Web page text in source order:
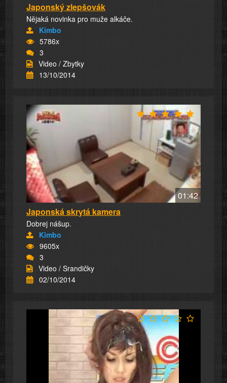
Japonský zlepšovák
Nějaká novinka pro muže alkáče.
Kimbo
5786x
3
Video / Zbytky
13/10/2014
01:42
Japonská skrytá kamera
Dobrej nášup.
Kimbo
9605x
3
Video / Srandičky
02/10/2014